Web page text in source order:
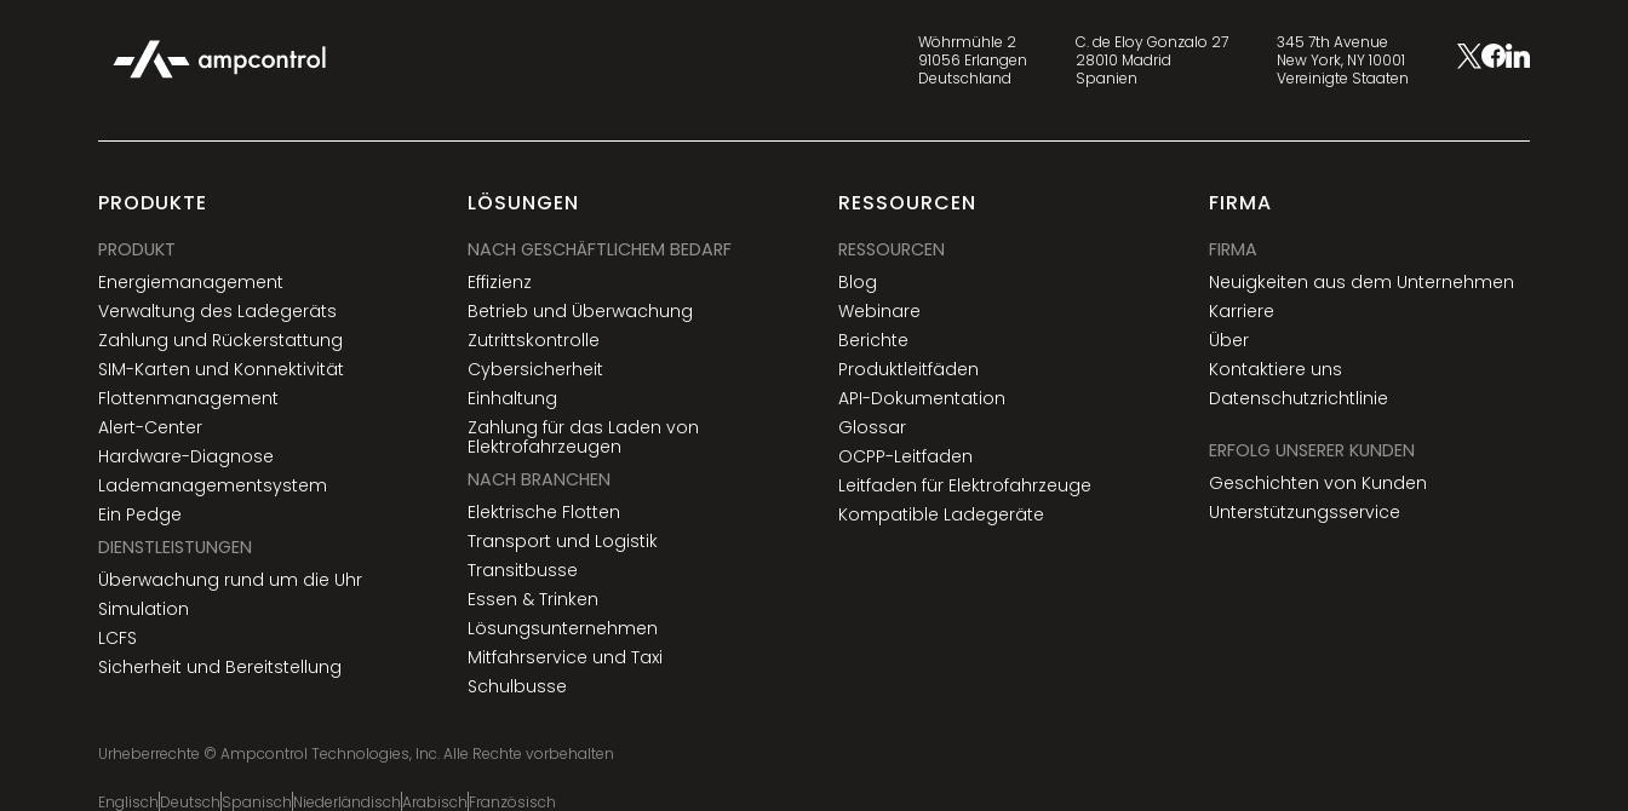
Wöhrmühle 2
91056 Erlangen
Deutschland
C. de Eloy Gonzalo 27
28010 Madrid
Spanien
345 7th Avenue
New York, NY 10001
Vereinigte Staaten
PRODUKTE
PRODUKT
Energiemanagement
Verwaltung des Ladegeräts
Zahlung und Rückerstattung
SIM-Karten und Konnektivität
Flottenmanagement
Alert-Center
Hardware-Diagnose
Lademanagementsystem
Ein Pedge
DIENSTLEISTUNGEN
Überwachung rund um die Uhr
Simulation
LCFS
Sicherheit und Bereitstellung
LÖSUNGEN
NACH GESCHÄFTLICHEM BEDARF
Effizienz
Betrieb und Überwachung
Zutrittskontrolle
Cybersicherheit
Einhaltung
Zahlung für das Laden von
Elektrofahrzeugen
NACH BRANCHEN
Elektrische Flotten
Transport und Logistik
Transitbusse
Essen & Trinken
Lösungsunternehmen
Mitfahrservice und Taxi
Schulbusse
RESSOURCEN
RESSOURCEN
Blog
Webinare
Berichte
Produktleitfäden
API-Dokumentation
Glossar
OCPP-Leitfaden
Leitfaden für Elektrofahrzeuge
Kompatible Ladegeräte
FIRMA
FIRMA
Neuigkeiten aus dem Unternehmen
Karriere
Über
Kontaktiere uns
Datenschutzrichtlinie
ERFOLG UNSERER KUNDEN
Geschichten von Kunden
Unterstützungsservice
Urheberrechte © Ampcontrol Technologies, Inc. Alle Rechte vorbehalten
EnglischDeutschSpanischNiederländischArabischFranzösisch